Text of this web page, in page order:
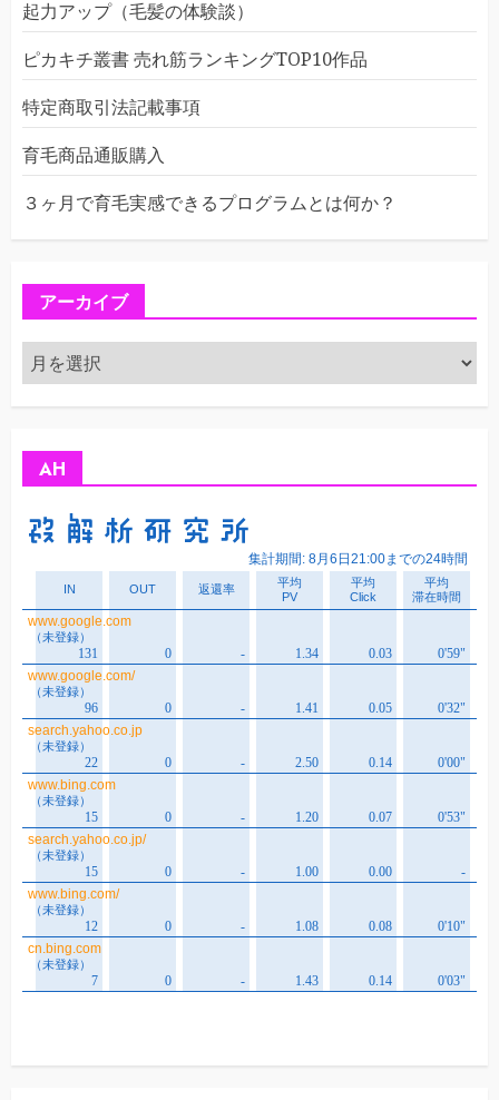
起力アップ（毛髪の体験談）
ピカキチ叢書 売れ筋ランキングTOP10作品
特定商取引法記載事項
育毛商品通販購入
３ヶ月で育毛実感できるプログラムとは何か？
アーカイブ
ア
ー
カ
AH